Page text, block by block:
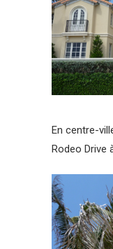
En centre-
Rodeo Drive